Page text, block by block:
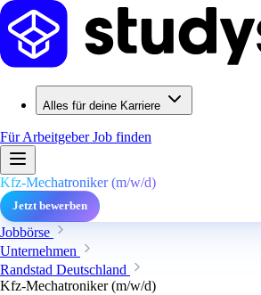
Alles für deine Karriere
Für ArbeitgeberJob finden
Kfz-Mechatroniker (m/w/d)
Jetzt bewerben
Jobbörse
Unternehmen
Randstad Deutschland
Kfz-Mechatroniker (m/w/d)